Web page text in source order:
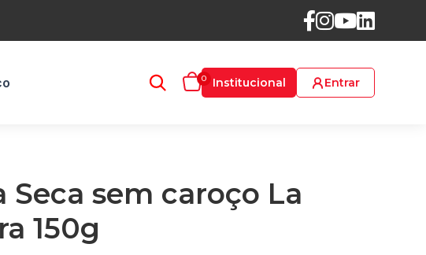
0 Institucional Entrar
Seca sem caroço La
150g